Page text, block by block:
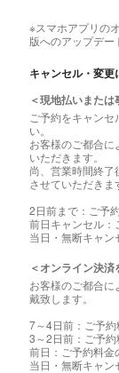
※スマホアプリの
版へのアップデー
キャンセル・変更
＜現地払いまた
ご予約をキャン
い。
お客様のご都合
いただきます。
尚、営業時間終了
させていただきま
2日前まで：ご予
前日キャンセル
当日・無断キャ
＜オンライン決
お客様のご都合
戴致します。
7～4日前：ご予
3～2日前：ご予
前日：ご予約料金
当日・無断キャ